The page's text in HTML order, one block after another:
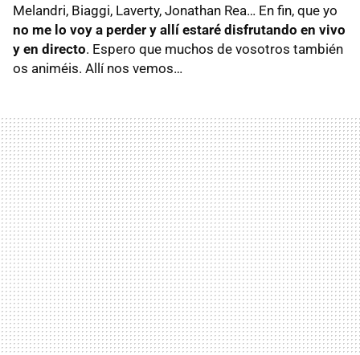
Melandri, Biaggi, Laverty, Jonathan Rea… En fin, que yo
no me lo voy a perder y allí estaré disfrutando en vivo
y en directo. Espero que muchos de vosotros también
os animéis. Allí nos vemos…